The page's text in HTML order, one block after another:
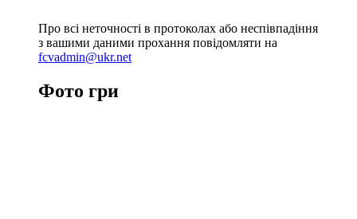
Про всі неточності в протоколах або неспівпадіння
з вашими даними прохання повідомляти на
fcvadmin@ukr.net
Фото гри